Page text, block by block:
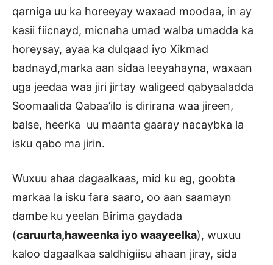
qarniga uu ka horeeyay waxaad moodaa, in ay
kasii fiicnayd, micnaha umad walba umadda ka
horeysay, ayaa ka dulqaad iyo Xikmad
badnayd,marka aan sidaa leeyahayna, waxaan
uga jeedaa waa jiri jirtay waligeed qabyaaladda
Soomaalida Qabaa’ilo is dirirana waa jireen,
balse, heerka uu maanta gaaray nacaybka la
isku qabo ma jirin.
Wuxuu ahaa dagaalkaas, mid ku eg, goobta
markaa la isku fara saaro, oo aan saamayn
dambe ku yeelan Birima gaydada
(caruurta,haweenka iyo waayeelka), wuxuu
kaloo dagaalkaa saldhigiisu ahaan jiray, sida